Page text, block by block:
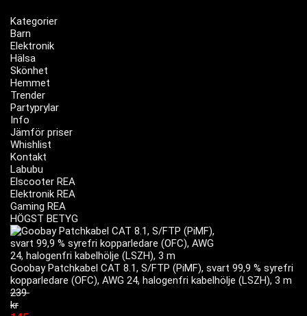
Kategorier
Barn
Elektronik
Hälsa
Skönhet
Hemmet
Trender
Partyprylar
Info
Jämför priser
Whishlist
Kontakt
Labubu
Elscooter REA
Elektronik REA
Gaming REA
HÖGST BETYG
Goobay Patchkabel CAT 8.1, S/FTP (PiMF), svart 99,9 % syrefri
kopparledare (OFC), AWG 24, halogenfri kabelhölje (LSZH), 3 m
239
kr